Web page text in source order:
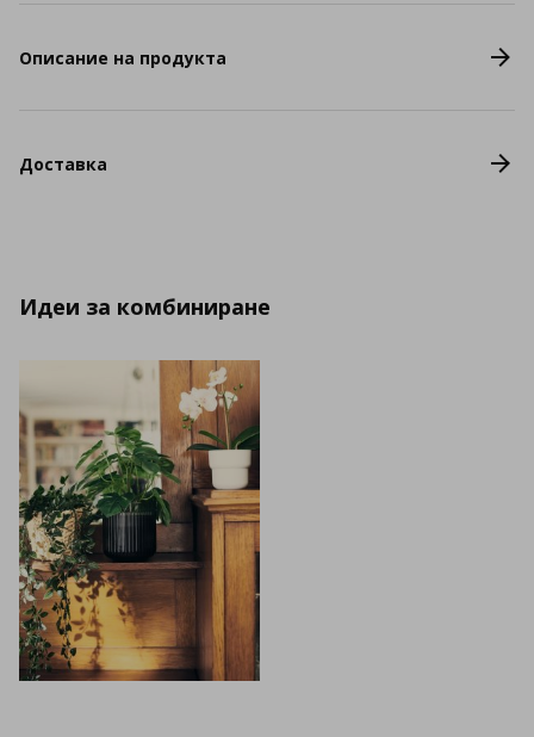
Описание на продукта
Доставка
Идеи за комбиниране